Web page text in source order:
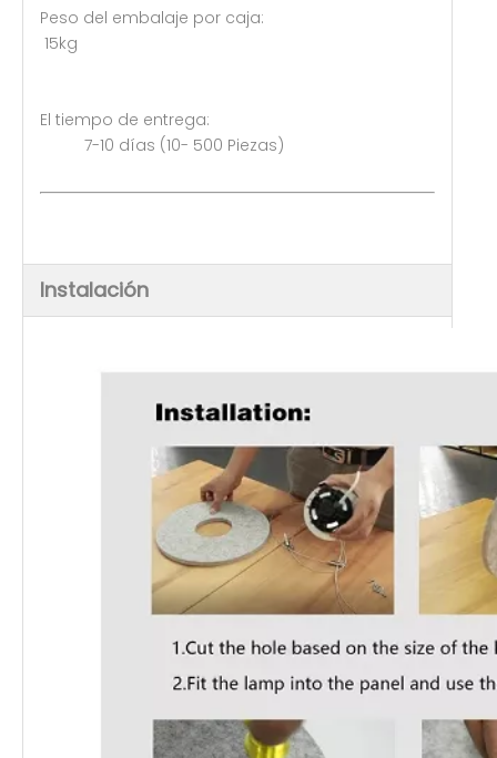
Peso del embalaje por caja:
15kg
El tiempo de entrega:
7-10 días (10- 500 Piezas)
Instalación